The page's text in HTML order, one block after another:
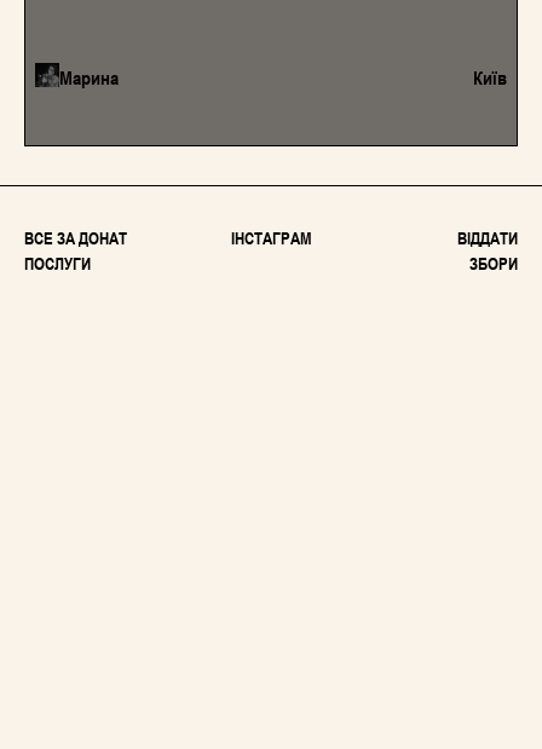
Марина Київ
ВСЕ ЗА ДОНАТ ІНСТАГРАМ
ВІДДАТИ
ПОСЛУГИ
ЗБОРИ